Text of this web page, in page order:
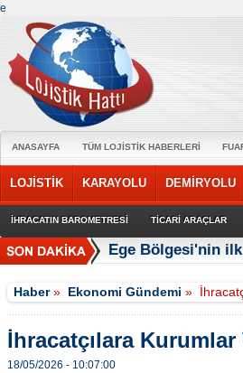
e
ANASAYFA TÜM LOJİSTİK HABERLERİ
LOJİSTİK KARAYOLU DEMİRYOLU
İHRACATIN BAROMETRESİ TİCARİ ARAÇLAR
Ege Bölgesi'nin
Haber» Ekonomi Gündemi »
İhracatçılara Kurumlar
18/05/2026 - 10:07:00